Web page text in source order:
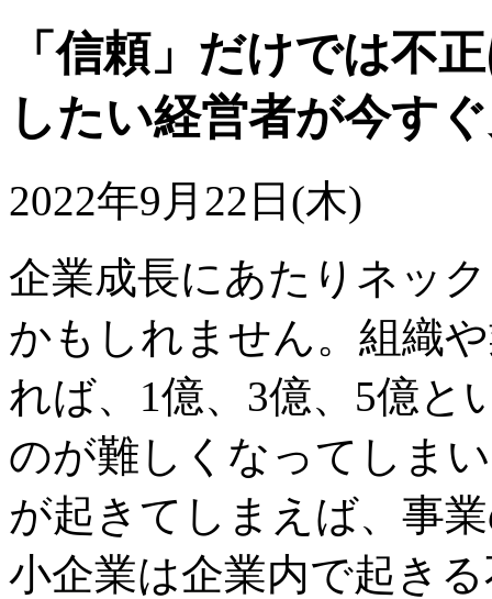
「信頼」だけでは不
したい経営者が今す
2022年9月22日(木)
企業成長にあたりネッ
かもしれません。組織
れば、1億、3億、5億と
のが難しくなってしま
が起きてしまえば、事
小企業は企業内で起き